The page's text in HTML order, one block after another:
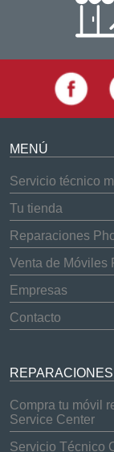
MENÚ
Servicio técnico
Tu tienda
Reparaciones
Venta de Móviles
Empresas
Contacto
REPARACIONES
Compra tu móvil
Service Center
Servicio Técnico